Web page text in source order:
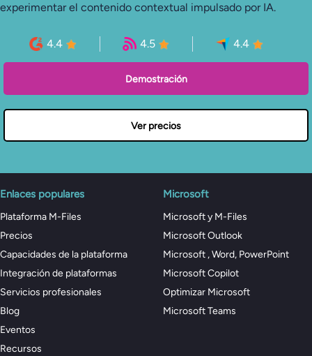
experimentar el contenido contextual impulsado por IA.
4.4 4.5 4.4
Demostración
Ver precios
Enlaces populares
Plataforma M-Files
Precios
Capacidades de la plataforma
Integración de plataformas
Servicios profesionales
Blog
Eventos
Recursos
Microsoft
Microsoft y M-Files
Microsoft Outlook
Microsoft , Word, PowerPoint
Microsoft Copilot
Optimizar Microsoft
Microsoft Teams